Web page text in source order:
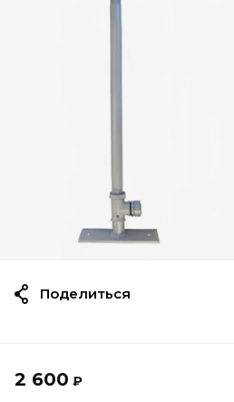
2 600 ₽
Поделиться